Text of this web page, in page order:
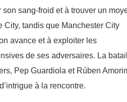
sang-froid et à trouver un
City, tandis que Manchester City
avance et à exploiter les
de ses adversaires. La
Pep Guardiola et Rúben
à la rencontre.